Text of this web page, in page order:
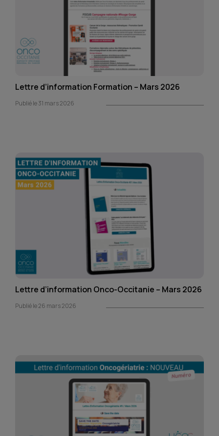
Lettre d’information Formation – Mars 2026
Publié le 31 mars 2026
Lettre d’information Onco-Occitanie – Mars 2026
Publié le 26 mars 2026